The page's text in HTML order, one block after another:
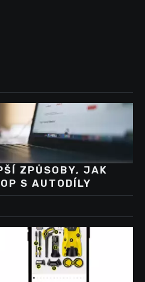
ZPŮSOBY, JAK
S AUTODÍLY